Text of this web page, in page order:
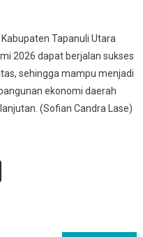
Tapanuli Utara
2026 dapat berjalan sukses
sehingga mampu menjadi
ekonomi daerah
(Sofian Candra Lase)
Share